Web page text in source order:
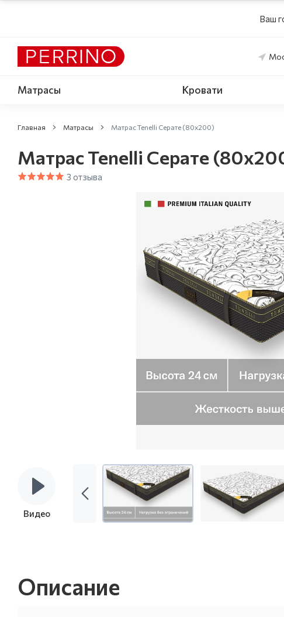
Ваш
Матрасы Кровати
Главная Матрасы Матрас Tenelli Серате (80х200)
Матрас Tenelli Серате
3 отзыва
Видео
Описание